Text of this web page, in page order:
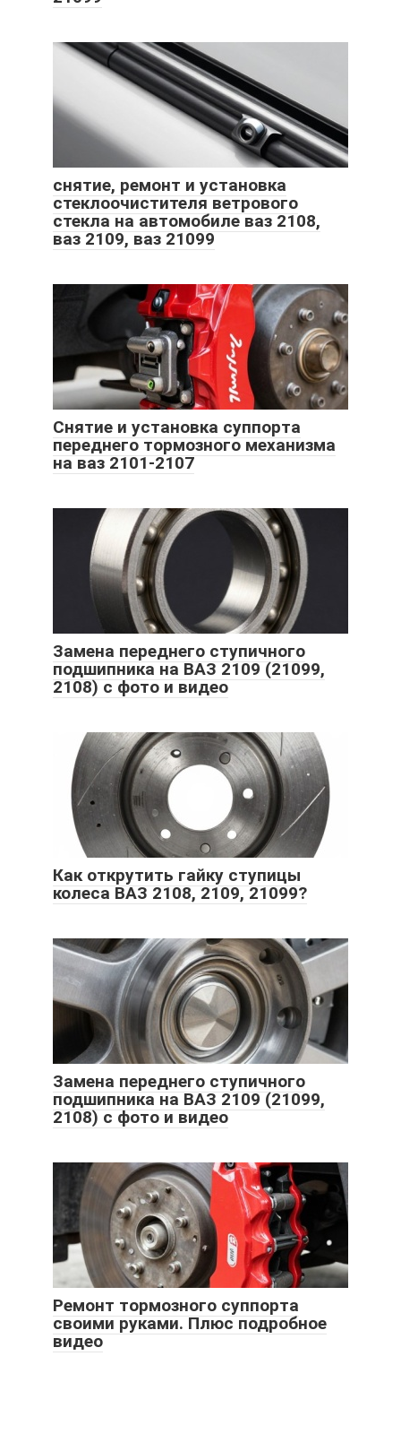
снятие, ремонт и установка
стеклоочистителя ветрового
стекла на автомобиле ваз 2108,
ваз 2109, ваз 21099
Снятие и установка суппорта
переднего тормозного механизма
на ваз 2101-2107
Замена переднего ступичного
подшипника на ВАЗ 2109 (21099,
2108) с фото и видео
Как открутить гайку ступицы
колеса ВАЗ 2108, 2109, 21099?
Замена переднего ступичного
подшипника на ВАЗ 2109 (21099,
2108) с фото и видео
Ремонт тормозного суппорта
своими руками. Плюс подробное
видео